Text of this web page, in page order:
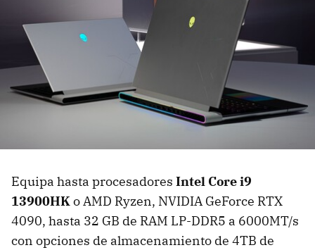
Equipa hasta procesadores Intel Core i9
13900HKo AMD Ryzen, NVIDIA GeForce RTX
4090, hasta 32 GB de RAM LP-DDR5 a 6000MT/s
con opciones de almacenamiento de 4TB de